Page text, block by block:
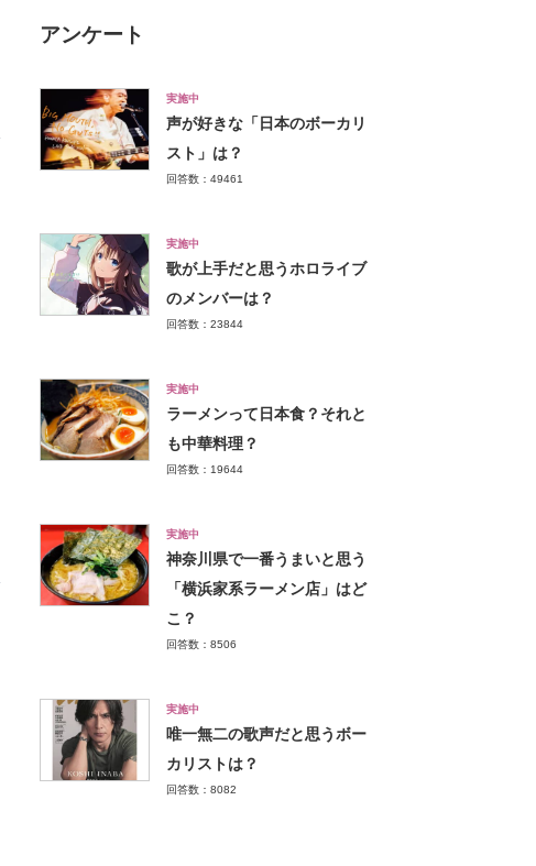
アンケート
実施中
声が好きな「日本のボーカリ
スト」は？
回答数：49461
実施中
歌が上手だと思うホロライブ
のメンバーは？
回答数：23844
実施中
ラーメンって日本食？それと
も中華料理？
回答数：19644
実施中
神奈川県で一番うまいと思う
「横浜家系ラーメン店」はど
こ？
回答数：8506
実施中
唯一無二の歌声だと思うボー
カリストは？
回答数：8082